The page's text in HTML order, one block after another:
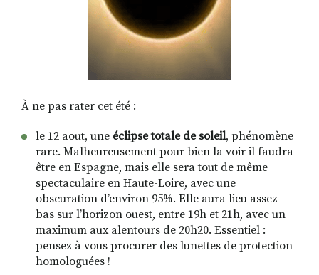
À ne pas rater cet été :
le 12 aout, une éclipse totale de soleil, phénomène
rare. Malheureusement pour bien la voir il faudra
être en Espagne, mais elle sera tout de même
spectaculaire en Haute-Loire, avec une
obscuration d’environ 95%. Elle aura lieu assez
bas sur l’horizon ouest, entre 19h et 21h, avec un
maximum aux alentours de 20h20. Essentiel :
pensez à vous procurer des lunettes de protection
homologuées !